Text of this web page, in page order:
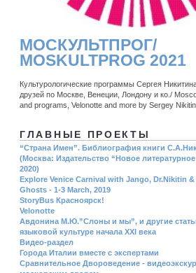
МОСКУЛЬТПРОГ/
MOSKULTPROG 2021
Культурологические программы Сергея
друзей по Москве, Венеции, Лондону и ко./
and programs, Velonotte and more by Sergey
ГЛАВНЫЕ ПРОЕКТЫ
“Страна Имен”. Библиография книги
(Москва: Издательство “Новое
2020)
Explore Venice Carnival with Jango, Dr.Nikitin
Ghosts - 1-3 March, 2019
StoryBus Красноярск!
Velonotte
Авдонина М.Ю.”Слоны и мы”, и другие
языковой культуре начала ХХI века
Видео-раздел
Города Италии вместе с экспертами
Сравнительное Двороведение -